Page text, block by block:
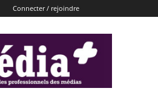
Connecter / rejoindre